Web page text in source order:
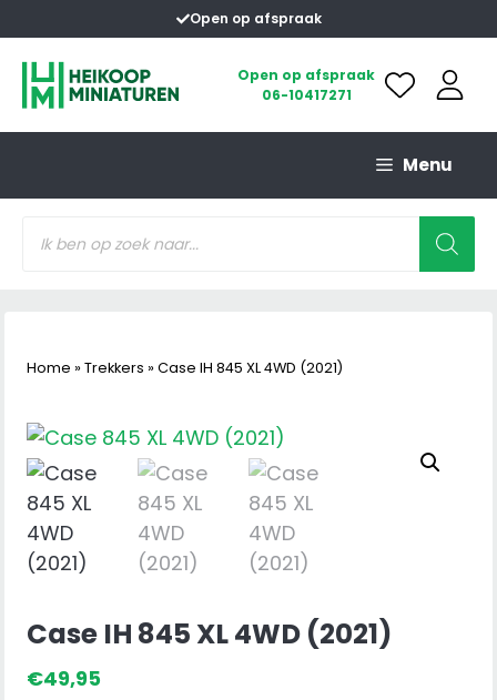
naar
inhoud
Open op afspraak
Open op afspraak
06-10417271
Menu
zoeken
Home » Trekkers » Case IH 845 XL 4WD (2021)
Case IH 845 XL 4WD (2021)
€49,95